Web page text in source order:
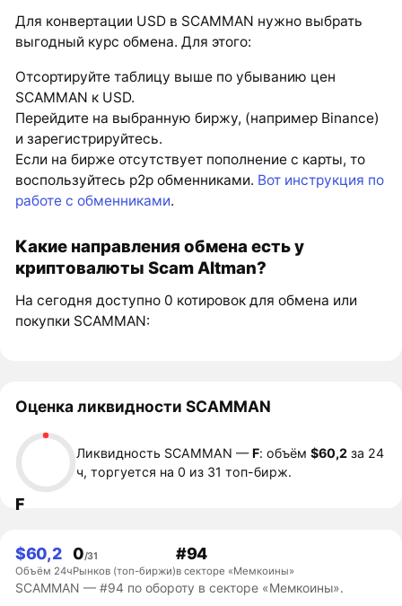
Для конвертации USD в SCAMMAN нужно выбрать
выгодный курс обмена. Для этого:
Отсортируйте таблицу выше по убыванию цен
SCAMMAN к USD.
Перейдите на выбранную биржу, (например Binance)
и зарегистрируйтесь.
Если на бирже отсутствует пополнение с карты, то
воспользуйтесь p2p обменниками. Вот инструкция по
работе с обменниками.
Какие направления обмена есть у
криптовалюты Scam Altman?
На сегодня доступно 0 котировок для обмена или
покупки SCAMMAN:
Оценка ликвидности SCAMMAN
F
Ликвидность SCAMMAN —F: объём$60,2 за 24
ч, торгуется на 0 из 31 топ-бирж.
$60,2
Объём 24ч
0/31
Рынков (топ-биржи)
#94
в секторе «Мемкоины»
SCAMMAN — #94 по обороту в секторе «Мемкоины».